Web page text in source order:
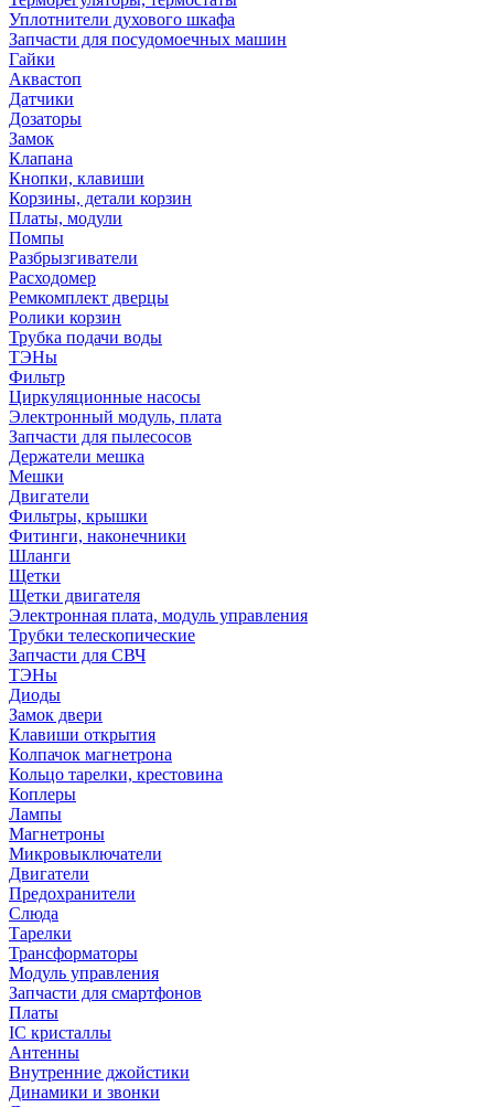
Уплотнители духового шкафа
Запчасти для посудомоечных машин
Гайки
Аквастоп
Датчики
Дозаторы
Замок
Клапана
Кнопки, клавиши
Корзины, детали корзин
Платы, модули
Помпы
Разбрызгиватели
Расходомер
Ремкомплект дверцы
Ролики корзин
Трубка подачи воды
ТЭНы
Фильтр
Циркуляционные насосы
Электронный модуль, плата
Запчасти для пылесосов
Держатели мешка
Мешки
Двигатели
Фильтры, крышки
Фитинги, наконечники
Шланги
Щетки
Щетки двигателя
Электронная плата, модуль управления
Трубки телескопические
Запчасти для СВЧ
ТЭНы
Диоды
Замок двери
Клавиши открытия
Колпачок магнетрона
Кольцо тарелки, крестовина
Коплеры
Лампы
Магнетроны
Микровыключатели
Двигатели
Предохранители
Слюда
Тарелки
Трансформаторы
Модуль управления
Запчасти для смартфонов
Платы
IC кристаллы
Антенны
Внутренние джойстики
Динамики и звонки